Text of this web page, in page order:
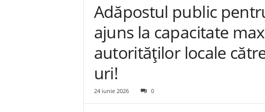
Adăpostul public
ajuns la capacitate
autorităților locale
uri!
24 iunie 2026 0